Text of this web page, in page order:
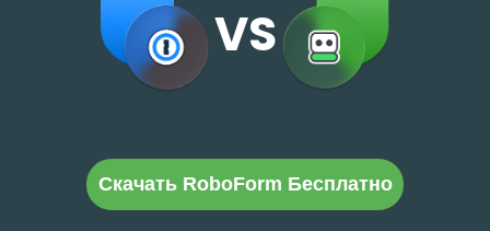
Купить Сейчас
VS
Скачать RoboForm Бесплатно